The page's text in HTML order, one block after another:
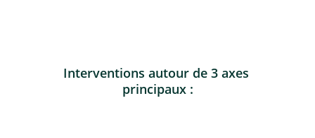
Interventions autour de 3 axes
principaux :